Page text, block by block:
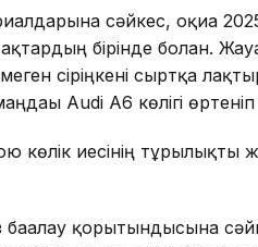
сәйкес, оқиға
бірінде болған.
сіріңкені сыртқа
Audi A6 көлігі
көлік иесінің тұрғылықты
бағалау қорытындысына